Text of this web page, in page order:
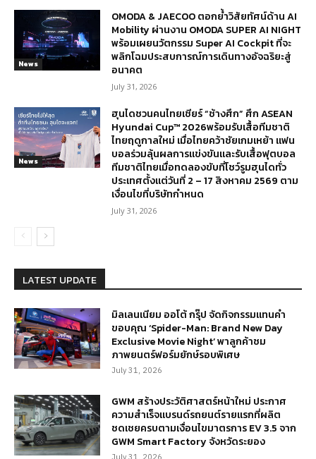
News
OMODA & JAECOO ตอกย้ำวิสัยทัศน์ด้าน AI
Mobility ผ่านงาน OMODA SUPER AI NIGHT
พร้อมเผยนวัตกรรม Super AI Cockpit ที่จะ
พลิกโฉมประสบการณ์การเดินทางอัจฉริยะสู่
อนาคต
July 31, 2026
News
ฮุนไดชวนคนไทยเชียร์ “ช้างศึก” ศึก ASEAN
Hyundai Cup™ 2026พร้อมรับเสื้อทีมชาติ
ไทยฤดูกาลใหม่ เมื่อไทยคว้าชัยเกมเหย้า แฟน
บอลร่วมลุ้นผลการแข่งขันและรับเสื้อฟุตบอล
ทีมชาติไทยเมื่อทดลองขับที่โชว์รูมฮุนไดทั่ว
ประเทศตั้งแต่วันที่ 2 – 17 สิงหาคม 2569 ตาม
เงื่อนไขที่บริษัทกำหนด
July 31, 2026
LATEST UPDATE
มิลเลนเนียม ออโต้ กรุ๊ป จัดกิจกรรมแทนคำ
ขอบคุณ ‘Spider-Man: Brand New Day
Exclusive Movie Night’ พาลูกค้าชม
ภาพยนตร์ฟอร์มยักษ์รอบพิเศษ
July 31, 2026
GWM สร้างประวัติศาสตร์หน้าใหม่ ประกาศ
ความสำเร็จแบรนด์รถยนต์รายแรกที่ผลิต
ชดเชยครบตามเงื่อนไขมาตรการ EV 3.5 จาก
GWM Smart Factory จังหวัดระยอง